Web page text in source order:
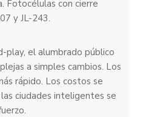
Fotocélulas con cierre
y JL-243.
play, el alumbrado público
a simples cambios. Los
rápido. Los costos se
ciudades inteligentes se